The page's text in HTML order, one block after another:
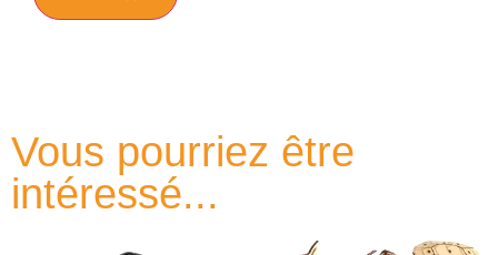
Vous pourriez être
intéressé...